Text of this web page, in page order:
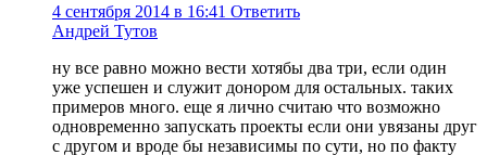
4 сентября 2014 в 16:41 Ответить
Андрей Тутов
ну все равно можно вести хотябы два три, если один
уже успешен и служит донором для остальных. таких
примеров много. еще я лично считаю что возможно
одновременно запускать проекты если они увязаны друг
с другом и вроде бы независимы по сути, но по факту